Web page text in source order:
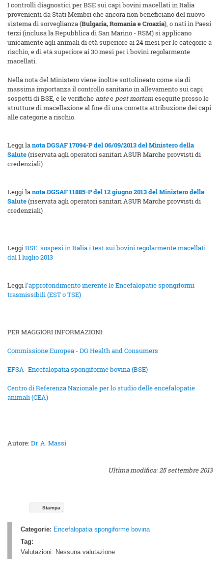
I controlli diagnostici per BSE sui capi bovini macellati in Italia
provenienti da Stati Membri che ancora non beneficiano del nuovo
sistema di sorveglianza (Bulgaria, Romania e Croazia), o nati in Paesi
terzi (inclusa la Repubblica di San Marino - RSM) si applicano
unicamente agli animali di età superiore ai 24 mesi per le categorie a
rischio, e di età superiore ai 30 mesi per i bovini regolarmente
macellati.
Nella nota del Ministero viene inoltre sottolineato come sia di
massima importanza il controllo sanitario in allevamento sui capi
sospetti di BSE, e le verifiche antee post mortemeseguite presso le
strutture di macellazione al fine di una corretta attribuzione dei capi
alle categorie a rischio.
Leggi lanota DGSAF 17094-P del 06/09/2013 del Ministero della
Salute(riservata agli operatori sanitari ASUR Marche provvisti di
credenziali)
Leggi lanota DGSAF 11885-P del 12 giugno 2013 del Ministero della
Salute(riservata agli operatori sanitari ASUR Marche provvisti di
credenziali)
LeggiBSE: sospesi in Italia i test sui bovini regolarmente macellati
dal 1 luglio 2013
Leggil’approfondimento inerente le Encefalopatie spongiformi
trasmissibili (EST o TSE)
PER MAGGIORI INFORMAZIONI:
Commissione Europea - DG Health and Consumers
EFSA- Encefalopatia spongiforme bovina (BSE)
Centro di Referenza Nazionale per lo studio delle encefalopatie
animali (CEA)
Autore:Dr. A. Massi
Ultima modifica: 25 settembre 2013
Stampa
Categorie: Encefalopatia spongiforme bovina
Tag:
Valutazioni: Nessuna valutazione